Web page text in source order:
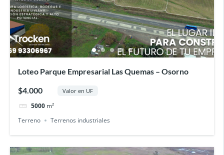
Loteo Parque Empresarial Las Quemas – Osorno
$4.000 Valor en UF
5000 m²
Terreno
Terrenos industriales